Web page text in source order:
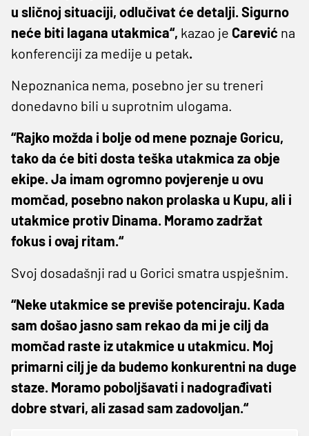
u sličnoj situaciji, odlučivat će detalji. Sigurno
neće biti lagana utakmica“, kazao je Carević na
konferenciji za medije u petak.
Nepoznanica nema, posebno jer su treneri
donedavno bili u suprotnim ulogama.
“Rajko možda i bolje od mene poznaje Goricu,
tako da će biti dosta teška utakmica za obje
ekipe. Ja imam ogromno povjerenje u ovu
momčad, posebno nakon prolaska u Kupu, ali i
utakmice protiv Dinama. Moramo zadržat
fokus i ovaj ritam.“
Svoj dosadašnji rad u Gorici smatra uspješnim.
“Neke utakmice se previše potenciraju. Kada
sam došao jasno sam rekao da mi je cilj da
momčad raste iz utakmice u utakmicu. Moj
primarni cilj je da budemo konkurentni na duge
staze. Moramo poboljšavati i nadograđivati
dobre stvari, ali zasad sam zadovoljan.“